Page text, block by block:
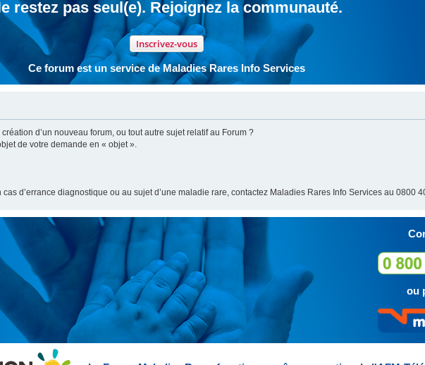
restez pas seul(e). Rejoignez la communauté.
Inscrivez-vous
Ce forum est un service de Maladies Rares Info Services
d’un nouveau forum, ou tout autre sujet relatif au Forum ?
de votre demande en « objet ».
d’errance diagnostique ou au sujet d’une maladie rare, contactez Maladies Rares Info Services au 0800
ou